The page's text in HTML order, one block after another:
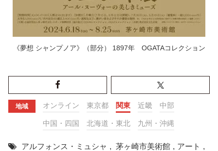
《夢想 シャンプノア》（部分） 1897年 OGATAコレクション
地域 オンライン 東京都 関東 近畿 中部
中国・四国 北海道・東北 九州・沖縄
アルフォンス・ミュシャ , 茅ヶ崎市美術館 , アート ,